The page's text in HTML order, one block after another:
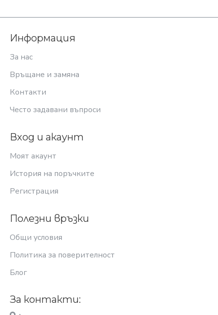
Информация
За нас
Връщане и замяна
Контакти
Често задавани въпроси
Вход и акаунт
Моят акаунт
История на поръчките
Регистрация
Полезни връзки
Общи условия
Политика за поверителност
Блог
За контакти: